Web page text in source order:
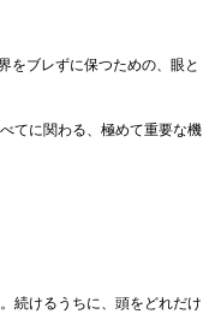
をブレずに保つための、眼と
てに関わる、極めて重要な機
続けるうちに、頭をどれだけ